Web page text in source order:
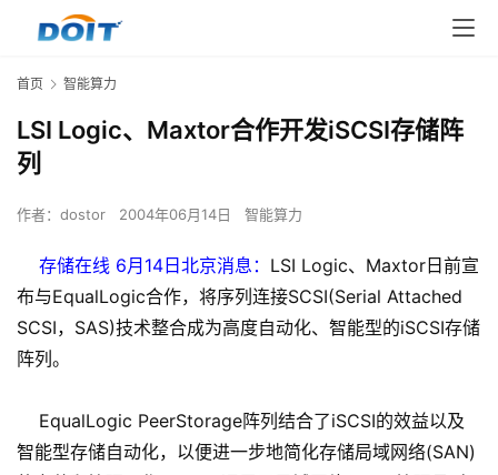
首页 智能算力
LSI Logic、Maxtor合作开发iSCSI存储阵
列
作者： dostor 2004年06月14日 智能算力
存储在线 6月14日北京消息： LSI Logic、Maxtor日前宣
布与EqualLogic合作，将序列连接SCSI(Serial Attached
SCSI，SAS)技术整合成为高度自动化、智能型的iSCSI存储
阵列。
EqualLogic PeerStorage阵列结合了iSCSI的效益以及
智能型存储自动化，以便进一步地简化存储局域网络(SAN)